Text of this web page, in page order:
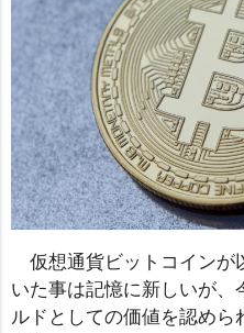
仮想通貨ビットコインが
いた事は記憶に新しいが、
ルドとしての価値を認め